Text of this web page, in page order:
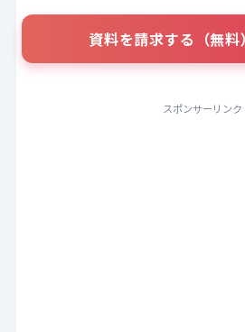
資料を請求する（無料
スポンサーリンク